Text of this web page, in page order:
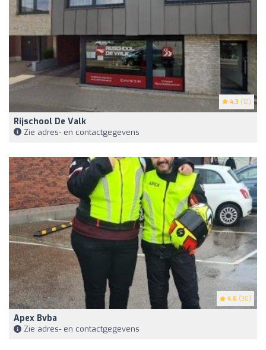
4.3 (12)
Rijschool De Valk
Zie adres- en contactgegevens
4.6 (30)
Apex Bvba
Zie adres- en contactgegevens